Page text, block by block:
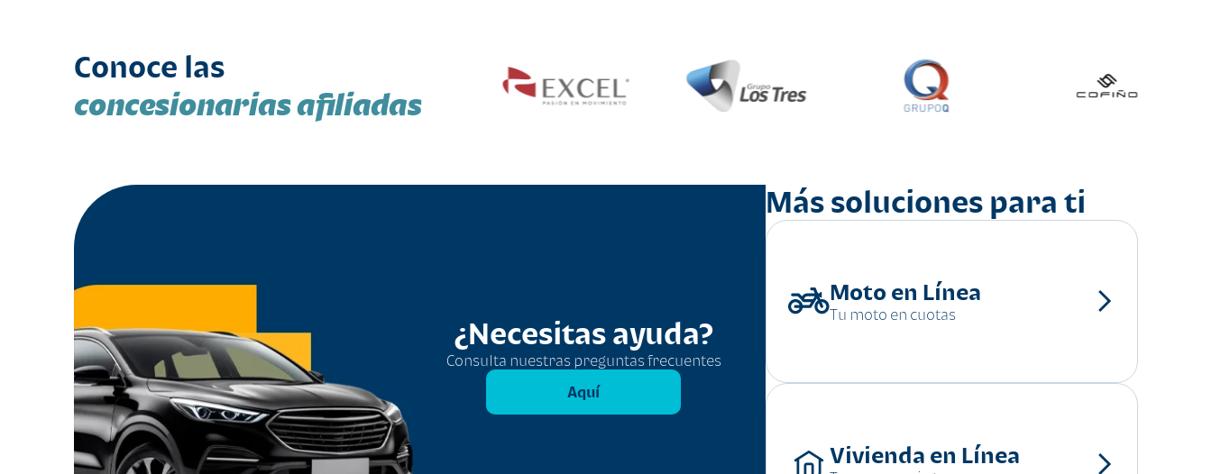
Conoce las
concesionarias afiliadas
¿Necesitas ayuda?
Consulta nuestras preguntas frecuentes
Aquí
Más soluciones para ti
Moto en Línea
Tu moto en cuotas
Vivienda en Línea